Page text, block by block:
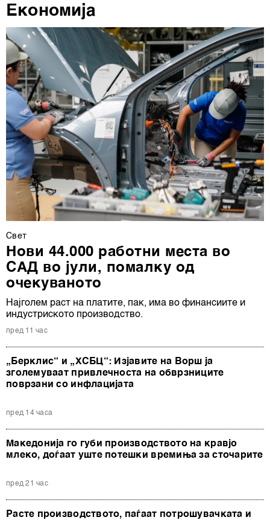
деталите“. Согласноста можете во кој било момент да
ја повлечете без негативни последици.
Економија
Свет
Нови 44.000 работни места во
САД во јули, помалку од
очекуваното
Најголем раст на платите, пак, има во финансиите и
индустриското производство.
пред 11 час
„Берклис“ и „ХСБЦ“: Изјавите на Ворш ја
зголемуваат привлечноста на обврзниците
поврзани со инфлацијата
пред 14 часа
Македонија го губи производството на кравјо
млеко, доѓаат уште потешки времиња за сточарите
пред 21 час
Расте производството, паѓаат потрошувачката и